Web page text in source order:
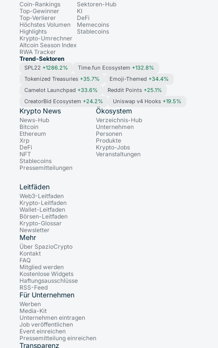
Coin-Rankings
Top-Gewinner
Top-Verlierer
Höchstes Volumen
Highlights
Krypto-Umrechner
Altcoin Season Index
RWA Tracker
Sektoren-Hub
KI
DeFi
Memecoins
Stablecoins
Trend-Sektoren
SPL22 +1286.2% Time.fun Ecosystem +132.8%
Tokenized Treasuries +35.7% Emoji-Themed +34.4%
Camelot Launchpad +33.6% Reddit Points +25.1%
CreatorBid Ecosystem +24.2% Uniswap v4 Hooks +19.5%
Krypto News
News-Hub
Bitcoin
Ethereum
Xrp
DeFi
NFT
Stablecoins
Pressemitteilungen
Ökosystem
Verzeichnis-Hub
Unternehmen
Personen
Produkte
Krypto-Jobs
Veranstaltungen
Leitfäden
Web3-Leitfaden
Krypto-Leitfaden
Wallet-Leitfaden
Börsen-Leitfaden
Krypto-Glossar
Newsletter
Mehr
Über SpazioCrypto
Kontakt
FAQ
Mitglied werden
Kostenlose Widgets
Haftungsausschlüsse
RSS-Feed
Für Unternehmen
Werben
Media-Kit
Unternehmen eintragen
Job veröffentlichen
Event einreichen
Pressemitteilung einreichen
Transparenz